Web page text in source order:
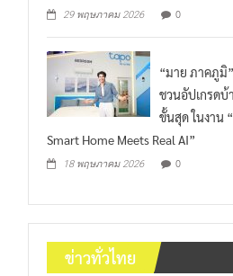
29 พฤษภาคม 2026 0
“มาย ภาคภูมิ
ชวนอัปเกรดบ้
ขั้นสุด ในงาน
Smart Home Meets Real AI”
18 พฤษภาคม 2026 0
ข่าวทั่วไทย